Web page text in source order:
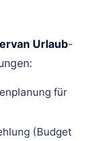
Urlaub-
für
(Budget